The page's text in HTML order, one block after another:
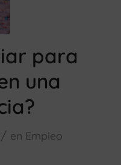
para
una
/ en Empleo